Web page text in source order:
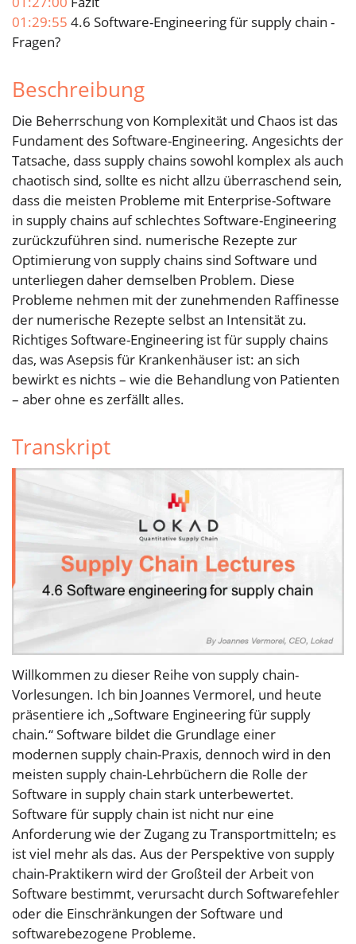
01:29:55 4.6 Software-Engineering für supply chain -
Fragen?
Beschreibung
Die Beherrschung von Komplexität und Chaos ist das
Fundament des Software-Engineering. Angesichts der
Tatsache, dass supply chains sowohl komplex als auch
chaotisch sind, sollte es nicht allzu überraschend sein,
dass die meisten Probleme mit Enterprise-Software
in supply chains auf schlechtes Software-Engineering
zurückzuführen sind. numerische Rezepte zur
Optimierung von supply chains sind Software und
unterliegen daher demselben Problem. Diese
Probleme nehmen mit der zunehmenden Raffinesse
der numerische Rezepte selbst an Intensität zu.
Richtiges Software-Engineering ist für supply chains
das, was Asepsis für Krankenhäuser ist: an sich
bewirkt es nichts – wie die Behandlung von Patienten
– aber ohne es zerfällt alles.
Transkript
Willkommen zu dieser Reihe von supply chain-
Vorlesungen. Ich bin Joannes Vermorel, und heute
präsentiere ich „Software Engineering für supply
chain.“ Software bildet die Grundlage einer
modernen supply chain-Praxis, dennoch wird in den
meisten supply chain-Lehrbüchern die Rolle der
Software in supply chain stark unterbewertet.
Software für supply chain ist nicht nur eine
Anforderung wie der Zugang zu Transportmitteln; es
ist viel mehr als das. Aus der Perspektive von supply
chain-Praktikern wird der Großteil der Arbeit von
Software bestimmt, verursacht durch Softwarefehler
oder die Einschränkungen der Software und
softwarebezogene Probleme.